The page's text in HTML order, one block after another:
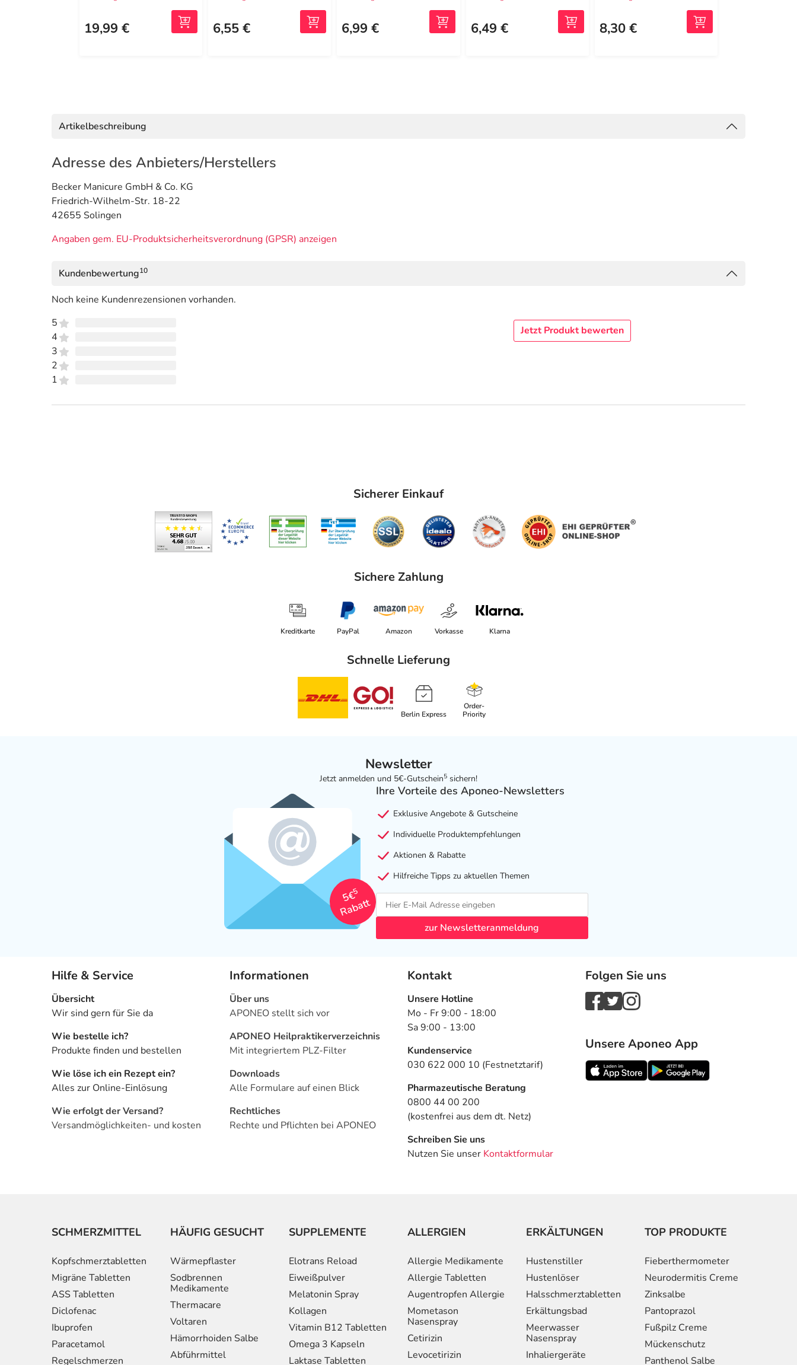
19,99 € 6,55 € 6,99 € 6,49 € 8,30 €
Artikelbeschreibung
Adresse des Anbieters/Herstellers
Becker Manicure GmbH & Co. KG
Friedrich-Wilhelm-Str. 18-22
42655 Solingen
Angaben gem. EU-Produktsicherheitsverordnung (GPSR) anzeigen
Kundenbewertung10
Noch keine Kundenrezensionen vorhanden.
5
4
3
2
1
Jetzt Produkt bewerten
Sicherer Einkauf
Sichere Zahlung
Kreditkarte PayPal Amazon Vorkasse Klarna
Schnelle Lieferung
Berlin Express
Order-
Priority
Newsletter
Jetzt anmelden und 5€-Gutschein5 sichern!
5€
5
Rabatt
Ihre Vorteile des Aponeo-Newsletters
Exklusive Angebote & Gutscheine
Individuelle Produktempfehlungen
Aktionen & Rabatte
Hilfreiche Tipps zu aktuellen Themen
zur Newsletteranmeldung
Hilfe & Service
Übersicht
Wir sind gern für Sie da
Wie bestelle ich?
Produkte finden und bestellen
Wie löse ich ein Rezept ein?
Alles zur Online-Einlösung
Wie erfolgt der Versand?
Versandmöglichkeiten- und kosten
Informationen
Über uns
APONEO stellt sich vor
APONEO Heilpraktikerverzeichnis
Mit integriertem PLZ-Filter
Downloads
Alle Formulare auf einen Blick
Rechtliches
Rechte und Pflichten bei APONEO
Kontakt
Unsere Hotline
Mo - Fr 9:00 - 18:00
Sa 9:00 - 13:00
Kundenservice
030 622 000 10 (Festnetztarif)
Pharmazeutische Beratung
0800 44 00 200
(kostenfrei aus dem dt. Netz)
Schreiben Sie uns
Nutzen Sie unser Kontaktformular
Folgen Sie uns
Unsere Aponeo App
SCHMERZMITTEL
Kopfschmerztabletten
Migräne Tabletten
ASS Tabletten
Diclofenac
Ibuprofen
Paracetamol
Regelschmerzen
HÄUFIG GESUCHT
Wärmepflaster
Sodbrennen
Medikamente
Thermacare
Voltaren
Hämorrhoiden Salbe
Abführmittel
SUPPLEMENTE
Elotrans Reload
Eiweißpulver
Melatonin Spray
Kollagen
Vitamin B12 Tabletten
Omega 3 Kapseln
Laktase Tabletten
ALLERGIEN
Allergie Medikamente
Allergie Tabletten
Augentropfen Allergie
Mometason
Nasenspray
Cetirizin
Levocetirizin
ERKÄLTUNGEN
Hustenstiller
Hustenlöser
Halsschmerztabletten
Erkältungsbad
Meerwasser
Nasenspray
Inhaliergeräte
TOP PRODUKTE
Fieberthermometer
Neurodermitis Creme
Zinksalbe
Pantoprazol
Fußpilz Creme
Mückenschutz
Panthenol Salbe